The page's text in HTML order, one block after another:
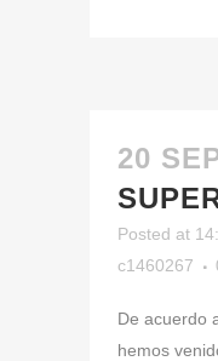
20
Posted at
c1460267
De acuerdo
hemos